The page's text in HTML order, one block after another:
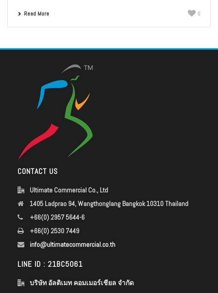
Read More 0
CONTACT US
Ultimate Commercial Co., Ltd
1405 Ladprao 94, Wangthonglang Bangkok 10310 Thailand
+66(0) 2957 5644-6
+66(0) 2530 7449
info@ultimatecommercial.co.th
LINE ID : 21BC5061
บริษัท อัลติเมท คอมเมอร์เชียล จำกัด